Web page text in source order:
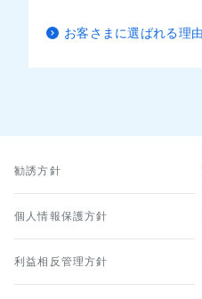
お客さまに選ばれる理
勧誘方針
個人情報保護方針
利益相反管理方針